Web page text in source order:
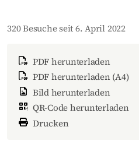
320 Besuche seit 6. April 2022
PDF herunterladen
PDF herunterladen (A4)
Bild herunterladen
QR-Code herunterladen
Drucken